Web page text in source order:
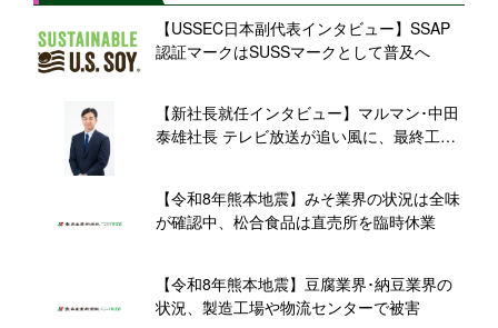
【USSEC日本副代表インタビュー】SSAP
認証マークはSUSSマークとして普及へ
【新社長就任インタビュー】マルマン･中田
泰雄社長 テレビ放送が追い風に、最終工程
【令和8年熊本地震】みそ業界の状況は全味
が確認中、松合食品は直売所を臨時休業
【令和8年熊本地震】豆腐業界･納豆業界の
状況、製造工場や物流センターで被害